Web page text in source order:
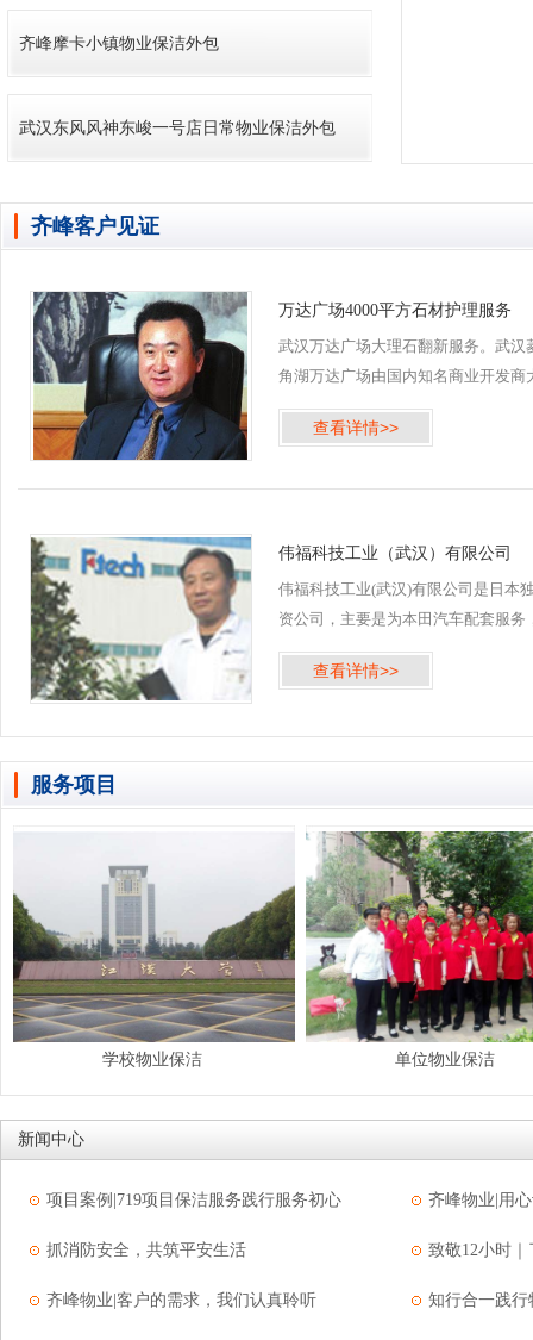
齐峰摩卡小镇物业保洁外包
武汉东风风神东峻一号店日常物业保洁外包
齐峰客户见证
万达广场4000平方石材护理服务
武汉万达广场大理石翻新服务。武汉
角湖万达广场由国内知名商业开发商
连万达集团投资建造，位于武汉市江
区，由商业综合体、室外商业街、公
公司承接武汉万达广场菱...
查看详情>>
伟福科技工业（武汉）有限公司
伟福科技工业(武汉)有限公司是日本
资公司，主要是为本田汽车配套服务
齐峰物业保洁公司自伟福科技工业公
2005年建厂开始，就一直提供多项清
技术设备的完善，...
查看详情>>
服务项目
学校物业保洁 单位物业保洁
新闻中心
项目案例|719项目保洁服务践行服务初心 齐峰物业|用
抓消防安全，共筑平安生活 致敬12小时
齐峰物业|客户的需求，我们认真聆听 知行合一践